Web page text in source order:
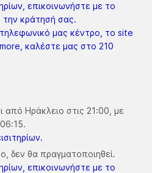
επικοινωνήστε με το
κράτησή σας.
μας κέντρο, το site
καλέστε μας στο 210
από Ηράκλειο στις 21:00, με
δεν θα πραγματοποιηθεί.
επικοινωνήστε με το